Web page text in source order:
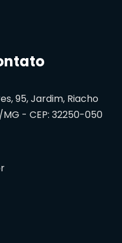
95, Jardim, Riacho
- CEP: 32250-050